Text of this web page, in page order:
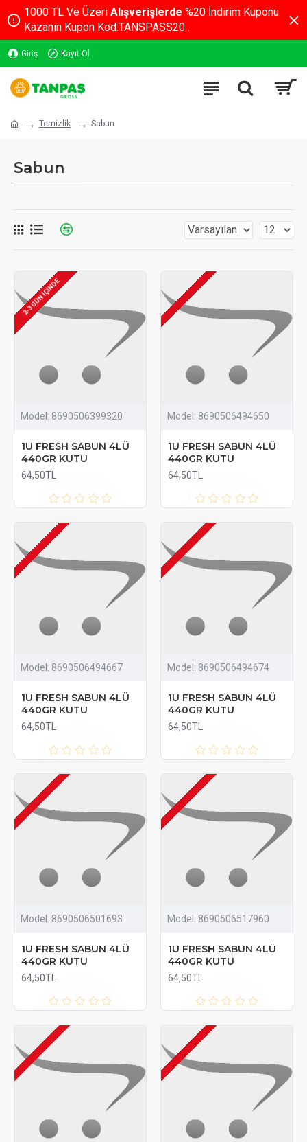
1000 TL Ve Üzeri Alışverişlerde %20 İndirim Kuponu
Kazanın Kupon Kod:TANSPASS20 .
Giriş Kayıt Ol
Temizlik Sabun
Sabun
2-3 GÜN IÇINDE
Model: 8690506399320
1U FRESH SABUN 4LÜ
440GR KUTU
64,50TL
Model: 8690506494650
1U FRESH SABUN 4LÜ
440GR KUTU
64,50TL
Model: 8690506494667
1U FRESH SABUN 4LÜ
440GR KUTU
64,50TL
Model: 8690506494674
1U FRESH SABUN 4LÜ
440GR KUTU
64,50TL
Model: 8690506501693
1U FRESH SABUN 4LÜ
440GR KUTU
64,50TL
Model: 8690506517960
1U FRESH SABUN 4LÜ
440GR KUTU
64,50TL